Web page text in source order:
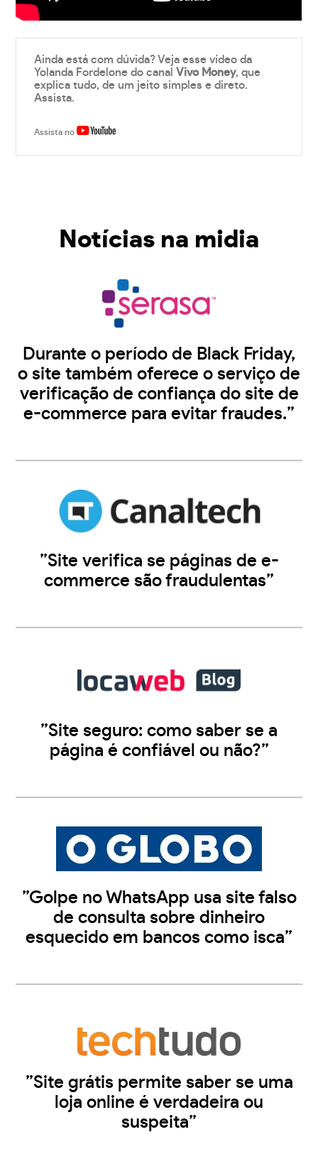
Ainda está com dúvida? Veja esse vídeo da
Yolanda Fordelone do canalVivo Money, que
explica tudo, de um jeito simples e direto.
Assista.
Assista no
Notícias na midia
Durante o período de Black Friday,
o site também oferece o serviço de
verificação de confiança do site de
e-commerce para evitar fraudes.”
”Site verifica se páginas de e-
commerce são fraudulentas”
”Site seguro: como saber se a
página é confiável ou não?”
”Golpe no WhatsApp usa site falso
de consulta sobre dinheiro
esquecido em bancos como isca”
”Site grátis permite saber se uma
loja online é verdadeira ou
suspeita”